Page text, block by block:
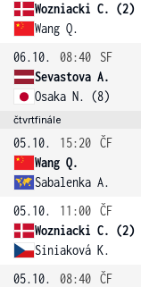
Wozniacki C. (2)
Wang Q.
06.10.
08:40
SF
Sevastova A.
Osaka N. (8)
čtvrtfinále
05.10. 15:20 ČF
Wang Q.
Sabalenka A.
05.10.
11:00 ČF
Wozniacki C. (2)
Siniaková K.
05.10.
08:40 ČF